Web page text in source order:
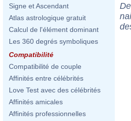
Signe et Ascendant
Atlas astrologique gratuit
Calcul de l'élément dominant
Les 360 degrés symboliques
Compatibilité
Compatibilité de couple
Affinités entre célébrités
Love Test avec des célébrités
Affinités amicales
Affinités professionnelles